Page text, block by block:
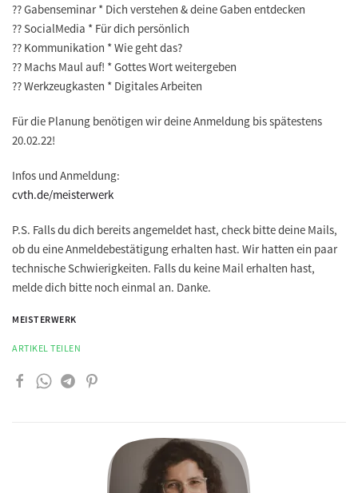
?? Gabenseminar * Dich verstehen & deine Gaben entdecken
?? SocialMedia * Für dich persönlich
?? Kommunikation * Wie geht das?
?? Machs Maul auf! * Gottes Wort weitergeben
?? Werkzeugkasten * Digitales Arbeiten
Für die Planung benötigen wir deine Anmeldung bis spätestens
20.02.22!
Infos und Anmeldung:
cvth.de/meisterwerk
P.S. Falls du dich bereits angemeldet hast, check bitte deine Mails,
ob du eine Anmeldebestätigung erhalten hast. Wir hatten ein paar
technische Schwierigkeiten. Falls du keine Mail erhalten hast,
melde dich bitte noch einmal an. Danke.
MEISTERWERK
ARTIKEL TEILEN